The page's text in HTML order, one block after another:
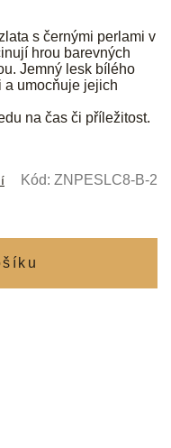
s černými perlami v
hrou barevných
Jemný lesk bílého
a umocňuje jejich
na čas či příležitost.
Kód: ZNPESLC8-B-2